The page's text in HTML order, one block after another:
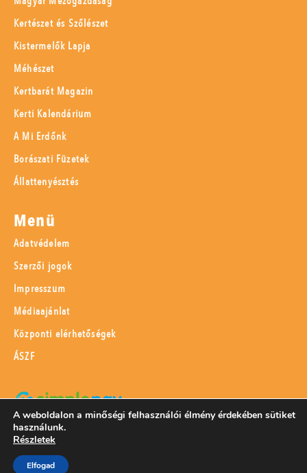
Kertészet és Szőlészet
Kistermelők Lapja
Méhészet
Kertbarát Magazin
Kerti Kalendárium
A Mi Erdőnk
Borászati Füzetek
Állattenyésztés
Menü
Adatvédelem
Szerzői jogok
Impresszum
Médiaajánlat
Központi elérhetőségek
ÁSZF
SimplePay adattovábbítási nyilatkozat
A weboldalon a minőségi felhasználói élmény érdekében sütiket
használunk.
Részletek
Elfogad